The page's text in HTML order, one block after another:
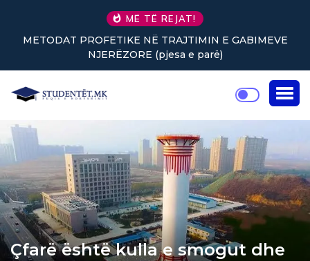
MË TË REJAT!
METODAT PROFETIKE NË TRAJTIMIN E GABIMEVE
NJERËZORE (pjesa e parë)
Çfarë është kulla e smogut dhe